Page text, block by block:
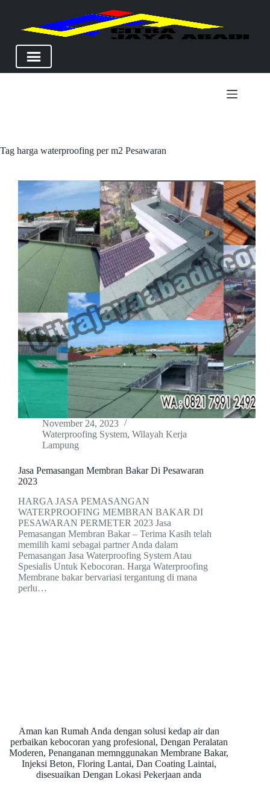
Tag harga waterproofing per m2 Pesawaran
November 24, 2023
Waterproofing System, Wilayah Kerja
Lampung
Jasa Pemasangan Membran Bakar Di Pesawaran
2023
HARGA JASA PEMASANGAN
WATERPROOFING MEMBRAN BAKAR DI
PESAWARAN PERMETER 2023 Jasa
Pemasangan Membran Bakar – Terima Kasih telah
memilih kami sebagai partner Anda dalam
Pemasangan Jasa Waterproofing System Atau
Spesialis Untuk Kebocoran. Harga Waterproofing
Membrane bakar bervariasi tergantung di mana
perlu…
Aman kan Rumah Anda dengan solusi kedap air dan
perbaikan kebocoran yang profesional, Dengan Peralatan
Moderen, Penanganan memnggunakan Membrane Bakar,
Injeksi Beton, Floring Lantai, Dan Coating Laintai,
disesuaikan Dengan Lokasi Pekerjaan anda